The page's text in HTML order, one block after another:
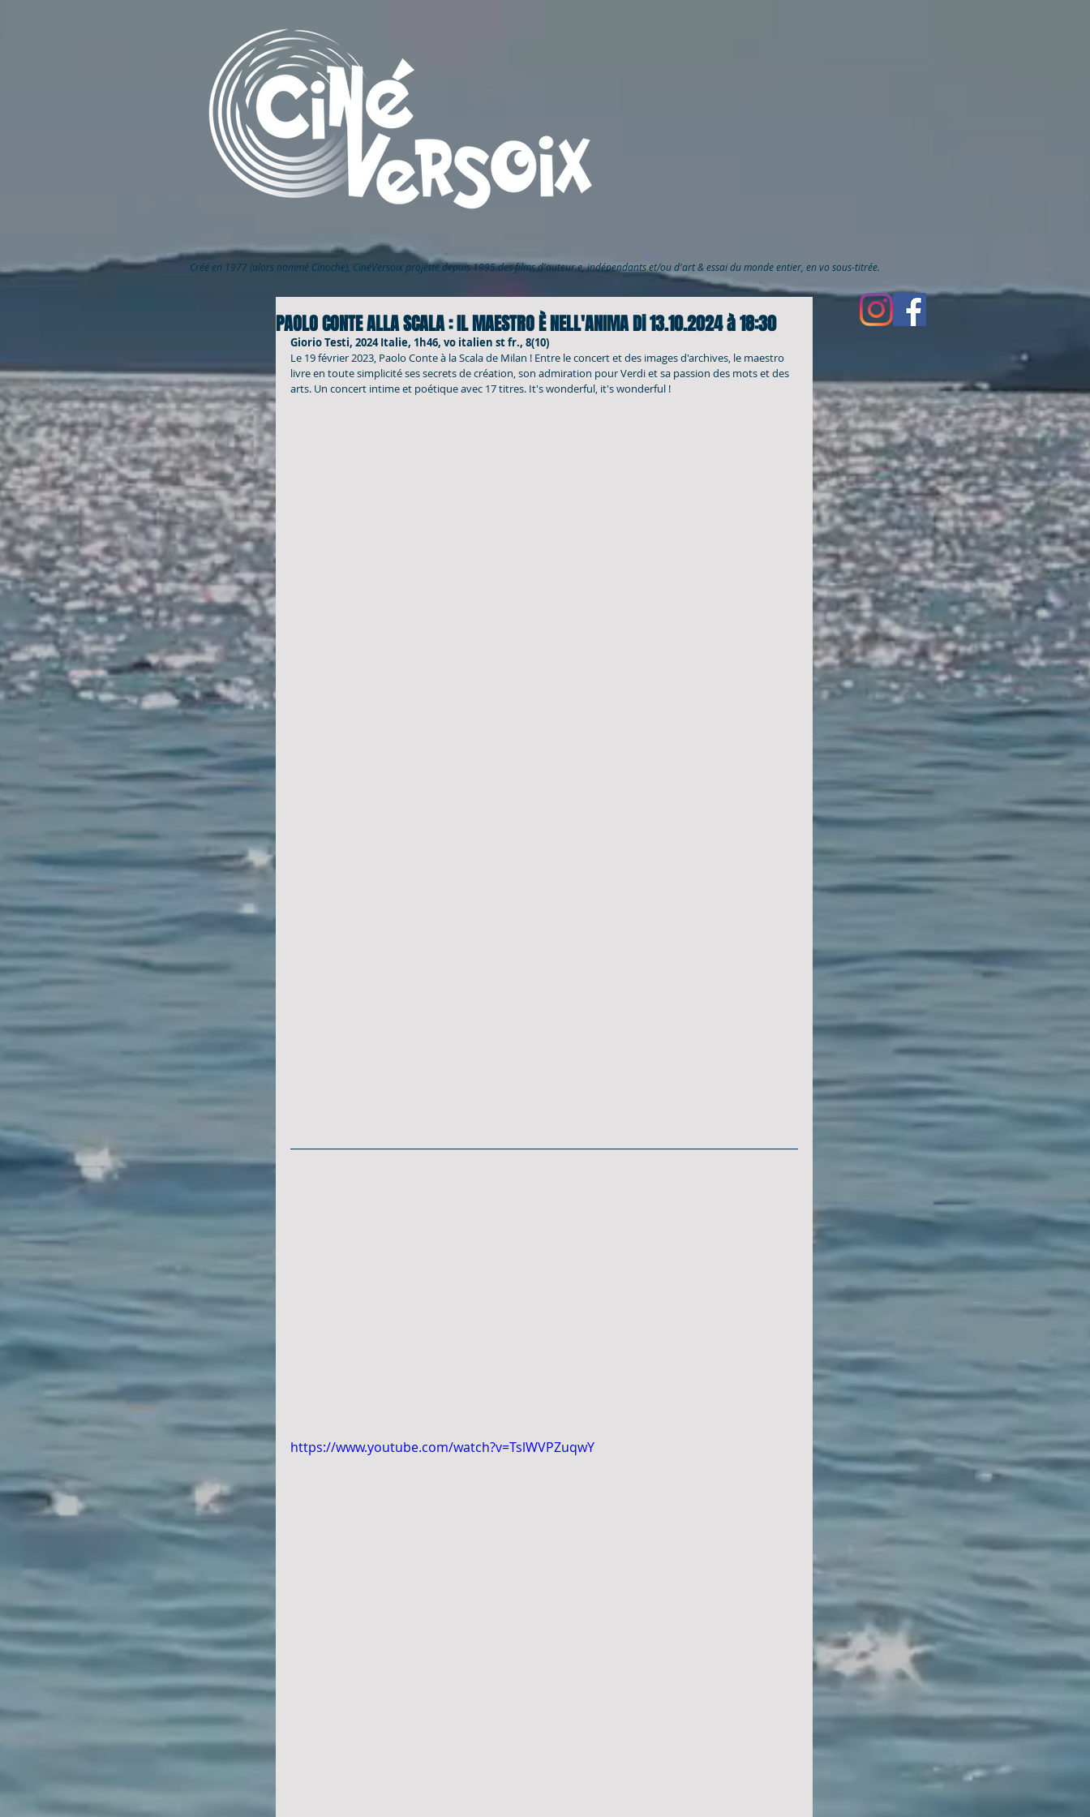
PAOLO CONTE ALLA SCALA : IL MAESTRO È NELL'ANIMA Di 13.10.2024 à 18:30
Giorio Testi, 2024 Italie, 1h46, vo italien st fr., 8(10)
Le 19 février 2023, Paolo Conte à la Scala de Milan ! Entre le concert et des images d'archives, le maestro
livre en toute simplicité ses secrets de création, son admiration pour Verdi et sa passion des mots et des
arts. Un concert intime et poétique avec 17 titres. It's wonderful, it's wonderful !
https://www.youtube.com/watch?v=TslWVPZuqwY
Créé en 1977 (alors nommé Cinoche), CinéVersoix projette depuis 1995 des films d'auteur.e, indépendants et/ou d'art & essai du monde entier, en vo sous-titrée.